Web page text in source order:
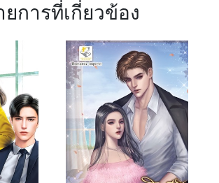
ยการที่เกี่ยวข้อง